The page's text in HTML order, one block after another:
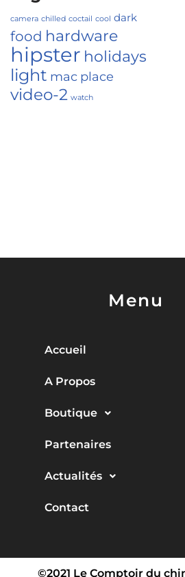
camera chilled coctail cool dark
food hardware
hipster holidays
light mac place
video-2 watch
Menu
Accueil
A Propos
Boutique
Partenaires
Actualités
Contact
©2021 Le Comptoir du